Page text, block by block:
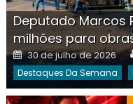
Deputado Marcos
milhões para
Posted
on
30 de julho de 2026
Destaques Da Semana